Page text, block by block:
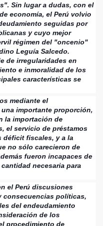
Sin lugar a dudas, con el
economía, el Perú volvio
seguidas por
y cuyo mejor
régimen del "oncenio"
Leguía Salcedo.
de irregularidades en
e inmoralidad de los
características se
mediante el
importante proporción,
la importación de
el servicio de préstamos
déficit fiscales, y a la
no sólo carecieron de
fueron incapaces de
necesaria para
el Perú discusiones
consecuencias políticas,
del endeudamiento
de los
procedimiento de